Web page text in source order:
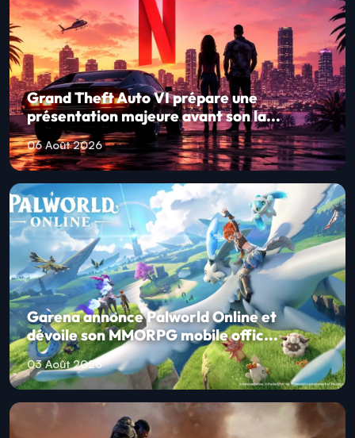
Grand Theft Auto VI prépare une
présentation majeure avant son la...
06 Août 2026
Garena annonce Palworld Online et
dévoile son MMORPG mobile offic...
03 Août 2026